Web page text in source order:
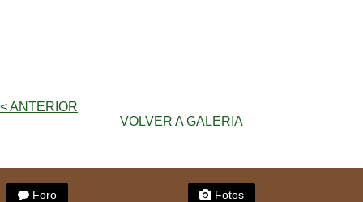
< ANTERIOR
VOLVER A GALERIA
Foro
Fotos